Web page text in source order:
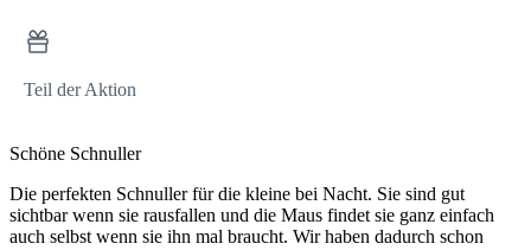
Teil der Aktion
Schöne Schnuller
Die perfekten Schnuller für die kleine bei Nacht. Sie sind gut
sichtbar wenn sie rausfallen und die Maus findet sie ganz einfach
auch selbst wenn sie ihn mal braucht. Wir haben dadurch schon